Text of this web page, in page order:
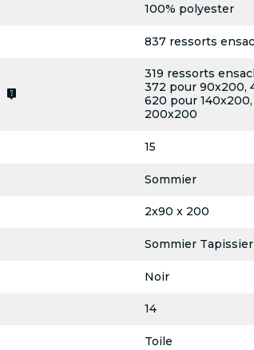
100% polyester
837 ressorts
live_help
319 ressorts
372 pour 90x200,
620 pour
200x200
15
Sommier
2x90 x 200
Sommier
Noir
14
Toile